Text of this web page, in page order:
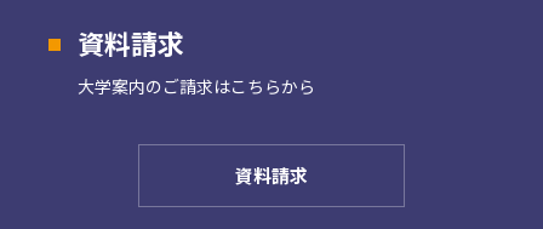
資料請求
大学案内の ご請求はこちらから
資料請求